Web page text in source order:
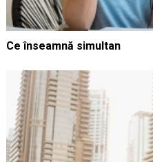
Ce înseamnă simultan